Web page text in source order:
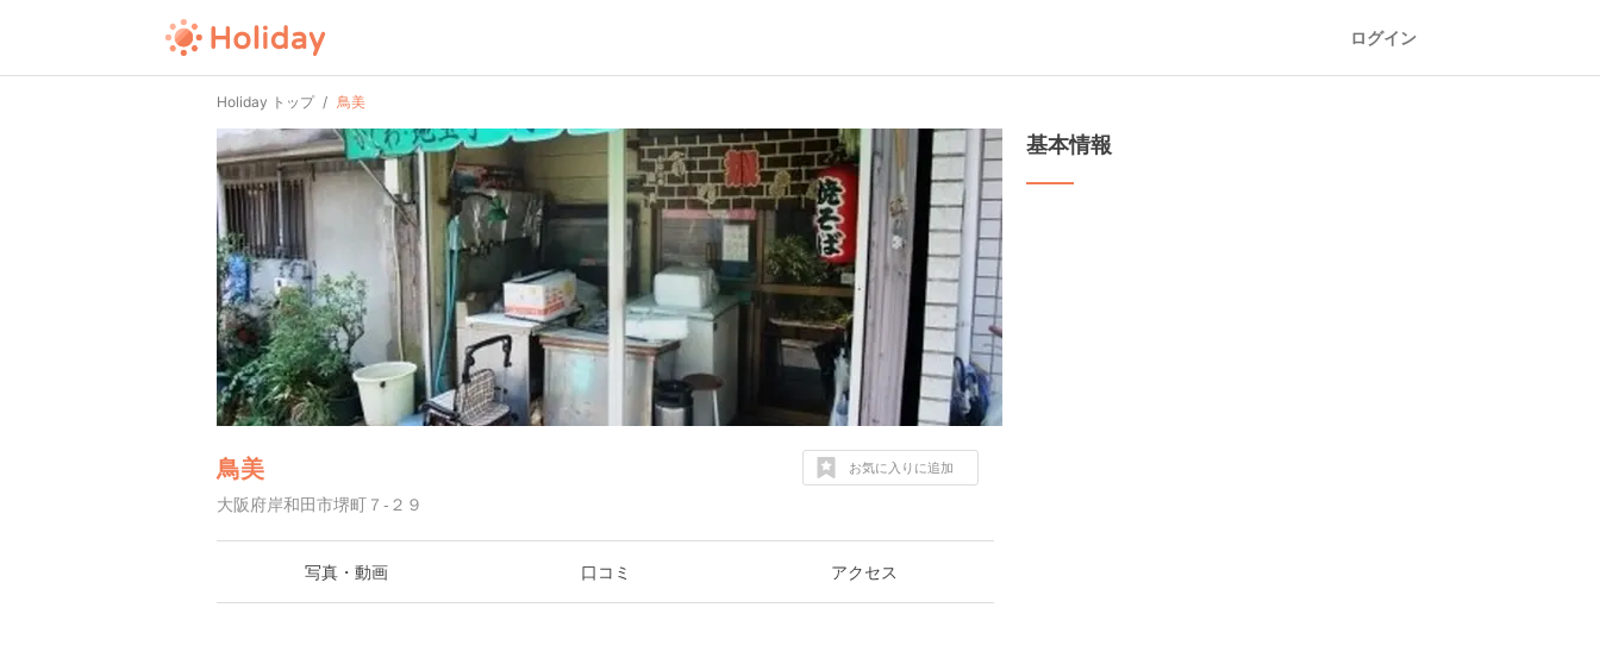
ログイン
Holiday トップ 鳥美
鳥美
大阪府岸和田市堺町７-２９
お気に入りに追加
写真・動画 口コミ アクセス
基本情報